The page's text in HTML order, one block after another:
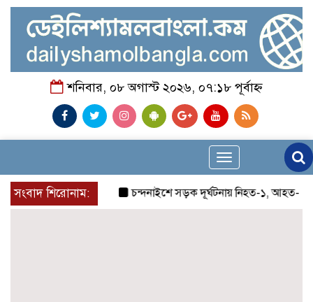
শনিবার, ০৮ অগাস্ট ২০২৬, ০৭:১৮ পূর্বাহ্ন
Toggle
navigation
সংবাদ শিরোনাম:
চন্দনাইশে সড়ক দূর্ঘটনায় নিহত-১, আহত-২